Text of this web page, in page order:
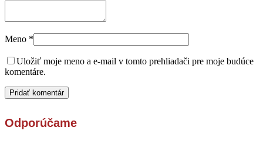
Meno *
Uložiť moje meno a e-mail v tomto prehliadači pre moje budúce
komentáre.
Odporúčame